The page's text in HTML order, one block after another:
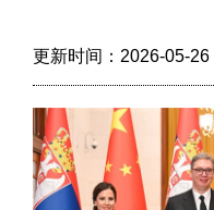
更新时间：2026-05-26